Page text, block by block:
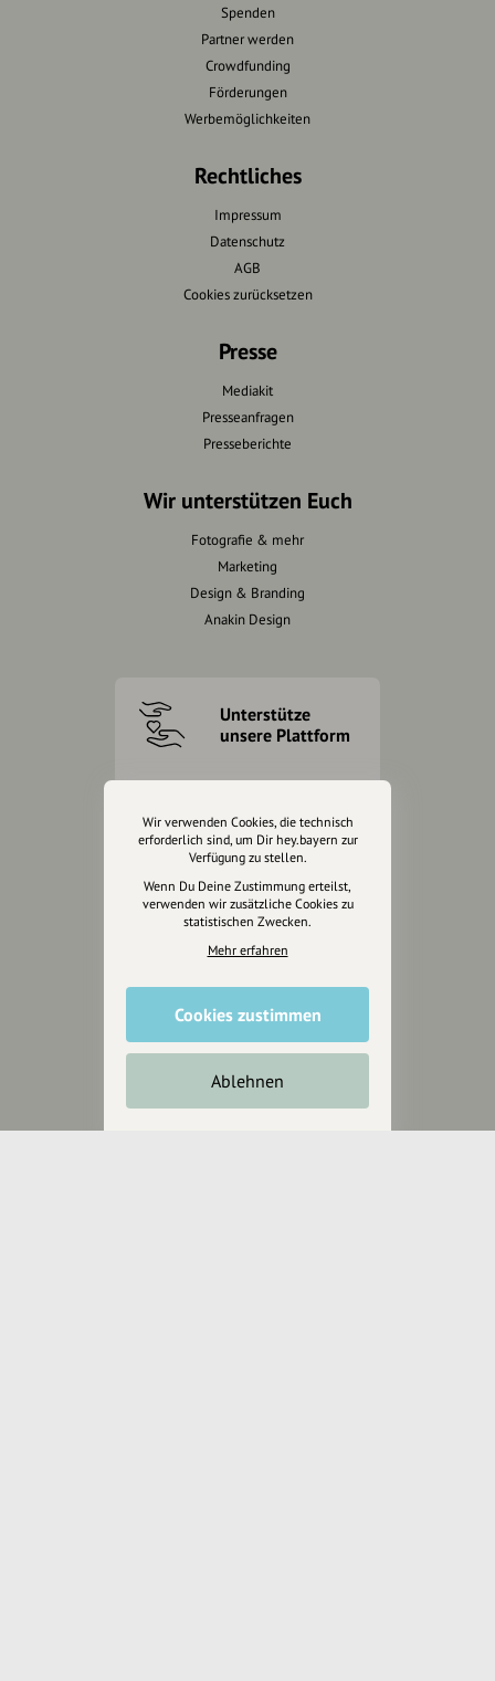
Spenden
Partner werden
Crowdfunding
Förderungen
Werbemöglichkeiten
Rechtliches
Impressum
Datenschutz
AGB
Cookies zurücksetzen
Presse
Mediakit
Presseanfragen
Presseberichte
Wir unterstützen Euch
Fotografie & mehr
Marketing
Design & Branding
Anakin Design
Unterstütze
unsere Plattform
uns für unsere Region und
für alle, die uns besuchen
wollen.
Inhalte vorschlagen
Jetzt unterstützen
Spendenquittung ausstellen.
Wir verwenden Cookies, die technisch
erforderlich sind, um Dir hey.bayern zur
Verfügung zu stellen.
Wenn Du Deine Zustimmung erteilst,
verwenden wir zusätzliche Cookies zu
statistischen Zwecken.
Mehr erfahren
Cookies zustimmen
Ablehnen